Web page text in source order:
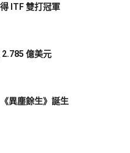
ITF 雙打冠軍
億美元
異塵餘生》誕生